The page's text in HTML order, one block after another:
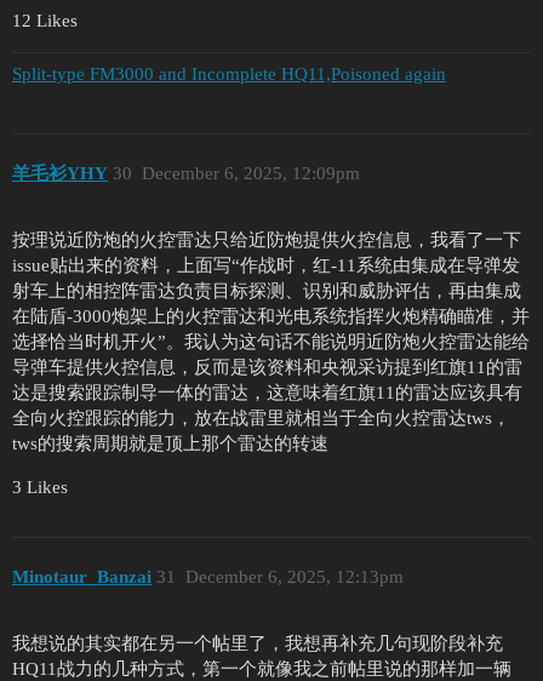
12 Likes
Split-type FM3000 and Incomplete HQ11,Poisoned again
羊毛衫YHY December 6, 2025, 12:09pm
30
按理说近防炮的火控雷达只给近防炮提供火控信息，我看了一下
issue贴出来的资料，上面写“作战时，红-11系统由集成在导弹发
射车上的相控阵雷达负责目标探测、识别和威胁评估，再由集成
在陆盾-3000炮架上的火控雷达和光电系统指挥火炮精确瞄准，并
选择恰当时机开火”。我认为这句话不能说明近防炮火控雷达能给
导弹车提供火控信息，反而是该资料和央视采访提到红旗11的雷
达是搜索跟踪制导一体的雷达，这意味着红旗11的雷达应该具有
全向火控跟踪的能力，放在战雷里就相当于全向火控雷达tws，
tws的搜索周期就是顶上那个雷达的转速
3 Likes
Minotaur_Banzai December 6, 2025, 12:13pm
31
我想说的其实都在另一个帖里了，我想再补充几句现阶段补充
HQ11战力的几种方式，第一个就像我之前帖里说的那样加一辆